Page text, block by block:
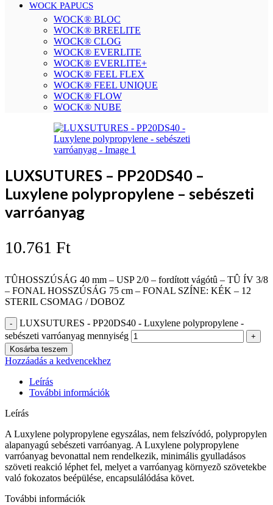
WOCK PAPUCS
WOCK® BLOC
WOCK® BREELITE
WOCK® CLOG
WOCK® EVERLITE
WOCK® EVERLITE+
WOCK® FEEL FLEX
WOCK® FEEL UNIQUE
WOCK® FLOW
WOCK® NUBE
LUXSUTURES – PP20DS40 –
Luxylene polypropylene – sebészeti
varróanyag
10.761 Ft
TÛHOSSZÚSÁG 40 mm – USP 2/0 – fordított vágótû – TÛ ÍV 3/8
– FONAL HOSSZÚSÁG 75 cm – FONAL SZÍNE: KÉK – 12
STERIL CSOMAG / DOBOZ
LUXSUTURES - PP20DS40 - Luxylene polypropylene -
sebészeti varróanyag mennyiség
Kosárba teszem
Hozzáadás a kedvencekhez
Leírás
További információk
Leírás
A Luxylene polypropylene egyszálas, nem felszívódó, polypropylen
alapanyagú sebészeti varróanyag. A Luxylene polypropylene
varróanyag bevonattal nem rendelkezik, minimális gyulladásos
szöveti reakció léphet fel, melyet a varróanyag környezõ szövetekbe
való fokozatos beépülése, encapsulálódása követ.
További információk